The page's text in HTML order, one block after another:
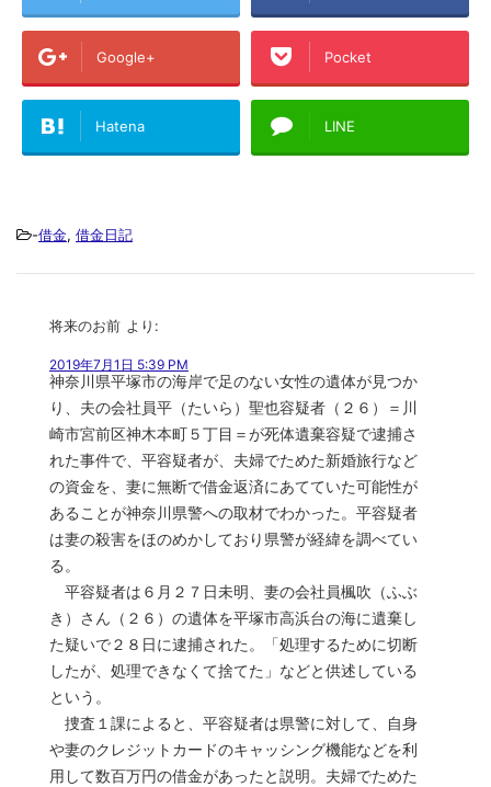
Google+ Pocket
Hatena LINE
-借金, 借金日記
将来のお前 より:
2019年7月1日 5:39 PM
神奈川県平塚市の海岸で足のない女性の遺体が見つか
り、夫の会社員平（たいら）聖也容疑者（２６）＝川
崎市宮前区神木本町５丁目＝が死体遺棄容疑で逮捕さ
れた事件で、平容疑者が、夫婦でためた新婚旅行など
の資金を、妻に無断で借金返済にあてていた可能性が
あることが神奈川県警への取材でわかった。平容疑者
は妻の殺害をほのめかしており県警が経緯を調べてい
る。
平容疑者は６月２７日未明、妻の会社員楓吹（ふぶ
き）さん（２６）の遺体を平塚市高浜台の海に遺棄し
た疑いで２８日に逮捕された。「処理するために切断
したが、処理できなくて捨てた」などと供述している
という。
捜査１課によると、平容疑者は県警に対して、自身
や妻のクレジットカードのキャッシング機能などを利
用して数百万円の借金があったと説明。夫婦でためた